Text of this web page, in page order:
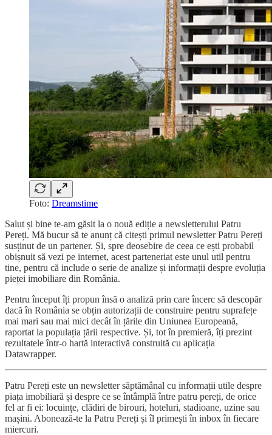
Foto: Dreamstime
Salut și bine te-am găsit la o nouă ediție a newsletterului Patru
Pereți. Mă bucur să te anunț că citești primul newsletter Patru Pereți
susținut de un partener. Și, spre deosebire de ceea ce ești probabil
obișnuit să vezi pe internet, acest parteneriat este unul util pentru
tine, pentru că include o serie de analize și informații despre evoluția
pieței imobiliare din România.
Pentru început îți propun însă o analiză prin care încerc să descopăr
dacă în România se obțin autorizații de construire pentru suprafețe
mai mari sau mai mici decât în țările din Uniunea Europeană,
raportat la populația țării respective. Și, tot în premieră, îți prezint
rezultatele într-o hartă interactivă construită cu aplicația
Datawrapper.
Patru Pereți este un newsletter săptămânal cu informații utile despre
piața imobiliară și despre ce se întâmplă între patru pereți, de orice
fel ar fi ei: locuințe, clădiri de birouri, hoteluri, stadioane, uzine sau
mașini. Abonează-te la Patru Pereți și îl primești în inbox în fiecare
miercuri.